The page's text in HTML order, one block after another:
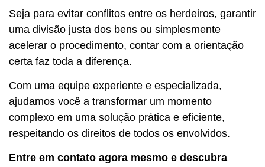
Seja para evitar conflitos entre os herdeiros, garantir
uma divisão justa dos bens ou simplesmente
acelerar o procedimento, contar com a orientação
certa faz toda a diferença.
Com uma equipe experiente e especializada,
ajudamos você a transformar um momento
complexo em uma solução prática e eficiente,
respeitando os direitos de todos os envolvidos.
Entre em contato agora mesmo e descubra